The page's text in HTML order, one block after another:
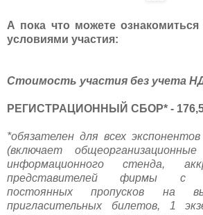
А пока что можете
условиями участия:
Стоимость участия без учета
РЕГИСТРАЦИОННЫЙ СБОР* -
*обязателен для всех
(включает
информационного стенда,
представителей фирмы с
постоянных пропусков на
пригласительных билетов, 1